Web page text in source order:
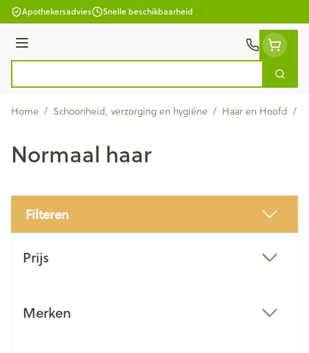
Ga naar de inhoud
Apothekersadvies Snelle beschikbaarheid
Menu
Zoek
Home / Schoonheid, verzorging en hygiëne / Haar en Hoofd /
Normaal haar
Filteren
Prijs
Merken